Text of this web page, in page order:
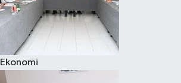
Ekonomi
Yerel Yönetimler
Yurttan